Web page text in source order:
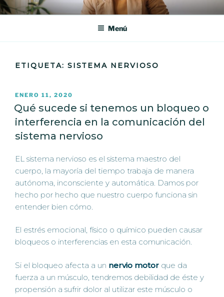
Saltar
al
360° QUIROPRACTICA
En 360° Quiropráctica, en Barcelona, te ofrecemos un tratamiento
Menú
ETIQUETA: SISTEMA NERVIOSO
PUBLICADO
EL
ENERO 11, 2020
Qué sucede si tenemos un bloqueo o
interferencia en la comunicación del
sistema nervioso
EL sistema nervioso es el sistema maestro del
cuerpo, la mayoría del tiempo trabaja de manera
autónoma, inconsciente y automática. Damos por
hecho por hecho que nuestro cuerpo funciona sin
entender bien cómo.
El estrés emocional, físico o químico pueden causar
bloqueos o interferencias en esta comunicación.
Si el bloqueo afecta a un nervio motor que da
fuerza a un músculo, tendremos debilidad de éste y
propensión a sufrir dolor al utilizar este músculo o